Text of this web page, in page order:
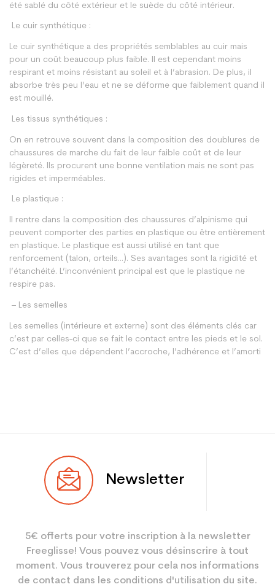
été sablé du côté extérieur et le suède du côté intérieur.
Le cuir synthétique :
Le cuir synthétique a des propriétés semblables au cuir mais
pour un coût beaucoup plus faible. Il est cependant moins
respirant et moins résistant au soleil et à l’abrasion. De plus, il
absorbe très peu l’eau et ne se déforme que faiblement quand il
est mouillé.
Les tissus synthétiques :
On en retrouve souvent dans la composition des doublures de
chaussures de marche du fait de leur faible coût et de leur
légèreté. Ils procurent une bonne ventilation mais ne sont pas
rigides et imperméables.
Le plastique :
Il rentre dans la composition des chaussures d’alpinisme qui
peuvent comporter des parties en plastique ou être entièrement
en plastique. Le plastique est aussi utilisé en tant que
renforcement (talon, orteils...). Ses avantages sont la rigidité et
l’étanchéité. L’inconvénient principal est que le plastique ne
respire pas.
– Les semelles
Les semelles (intérieure et externe) sont des éléments clés car
c’est par celles-ci que se fait le contact entre les pieds et le sol.
C’est d’elles que dépendent l’accroche, l’adhérence et l’amorti
Newsletter
5€ offerts pour votre inscription à la newsletter
Freeglisse! Vous pouvez vous désinscrire à tout
moment. Vous trouverez pour cela nos informations
de contact dans les conditions d'utilisation du site.